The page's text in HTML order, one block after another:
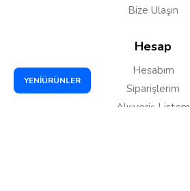
Bize Ulaşın
Hesap
Hesabım
Siparişlerim
Alışveriş Listem
YENİÜRÜNLER